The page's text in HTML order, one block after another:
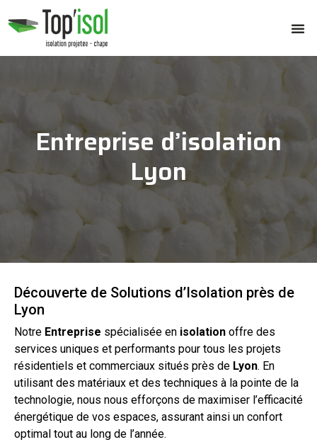
Entreprise d’isolation
Lyon
Découverte de Solutions d’Isolation près de
Lyon
Notre Entreprise spécialisée en isolation offre des
services uniques et performants pour tous les projets
résidentiels et commerciaux situés près de Lyon. En
utilisant des matériaux et des techniques à la pointe de la
technologie, nous nous efforçons de maximiser l’efficacité
énergétique de vos espaces, assurant ainsi un confort
optimal tout au long de l’année.